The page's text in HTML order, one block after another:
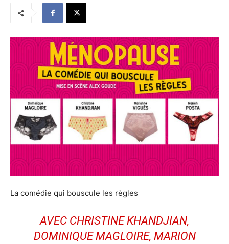
La comédie qui bouscule les règles
AVEC CHRISTINE KHANDJIAN,
DOMINIQUE MAGLOIRE, MARION